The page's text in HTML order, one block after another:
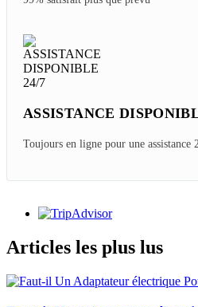
ASSISTANCE
Toujours en ligne pour une assistance
Articles les plus lus